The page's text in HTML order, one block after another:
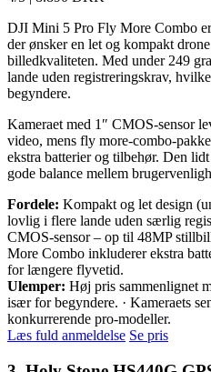
DJI Mini 5 Pro Fly More Combo
der ønsker en let og kompakt
billedkvaliteten. Med under 249
lande uden registreringskrav,
begyndere.
Kameraet med 1″ CMOS-sensor
video, mens fly more-combo-
ekstra batterier og tilbehør. Den
gode balance mellem
Fordele: Kompakt og let design
lovlig i flere lande uden særlig
CMOS-sensor – op til 48MP
More Combo inkluderer ekstra
for længere flyvetid.
Ulemper: Høj pris sammenlignet
især for begyndere. · Kameraets
konkurrerende pro-modeller.
Læs fuld anmeldelse Se pris